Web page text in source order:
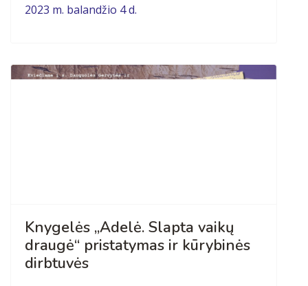
2023 m. balandžio 4 d.
Knygelės „Adelė. Slapta vaikų
draugė“ pristatymas ir kūrybinės
dirbtuvės